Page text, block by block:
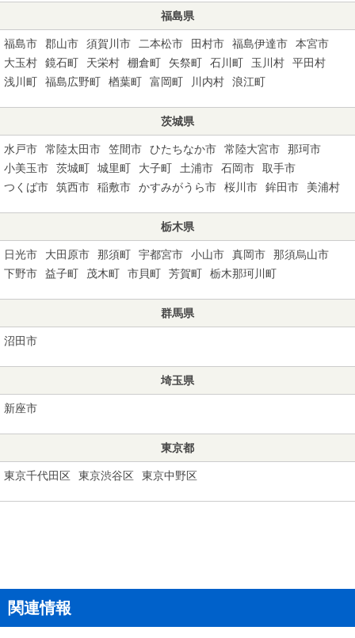
福島県
福島市 郡山市 須賀川市 二本松市 田村市 福島伊達市
本宮市
大玉村
鏡石町 天栄村 棚倉町 矢祭町 石川町 玉川村
平田村
浅川町
福島広野町 楢葉町 富岡町 川内村 浪江町
茨城県
水戸市 常陸太田市 笠間市 ひたちなか市 常陸大宮市
那珂市
小美玉市
茨城町 城里町 大子町 土浦市 石岡市
取手市
つくば市
筑西市 稲敷市 かすみがうら市 桜川市 鉾田市 美浦村
栃木県
日光市 大田原市 那須町 宇都宮市 小山市 真岡市
那須烏山市
下野市
益子町 茂木町 市貝町 芳賀町 栃木那珂川町
群馬県
沼田市
埼玉県
新座市
東京都
東京千代田区 東京渋谷区 東京中野区
関連情報